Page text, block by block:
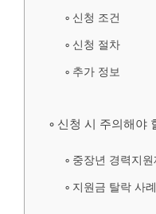
신청 조건
신청 절차
추가 정보
신청 시 주의해야
중장년 경력지
지원금 탈락 사례